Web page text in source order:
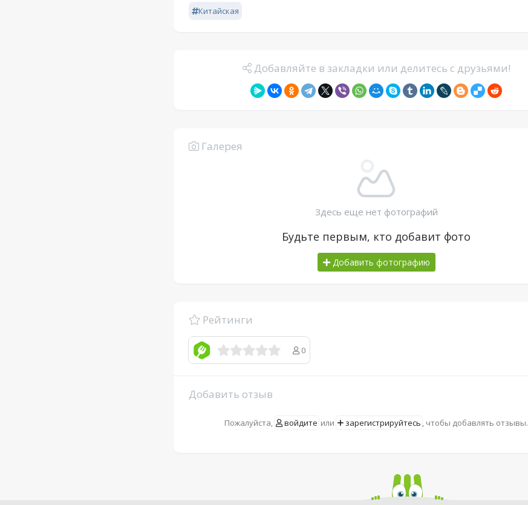
Китайская
Добавляйте в закладки или делитесь с друзьями!
Галерея
Здесь еще нет фотографий
Будьте первым, кто добавит фото
Добавить фотографию
Рейтинги
0
Добавить отзыв
Пожалуйста, войдите или зарегистрируйтесь , чтобы добавлять отзывы.